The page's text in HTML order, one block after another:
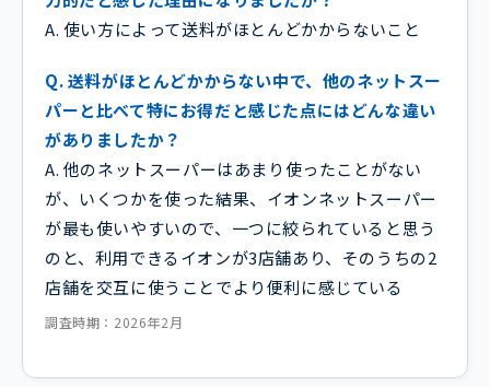
A. 使い方によって送料がほとんどかからないこと
Q. 送料がほとんどかからない中で、他のネットスー
パーと比べて特にお得だと感じた点にはどんな違い
がありましたか？
A. 他のネットスーパーはあまり使ったことがない
が、いくつかを使った結果、イオンネットスーパー
が最も使いやすいので、一つに絞られていると思う
のと、利用できるイオンが3店舗あり、そのうちの2
店舗を交互に使うことでより便利に感じている
調査時期：2026年2月